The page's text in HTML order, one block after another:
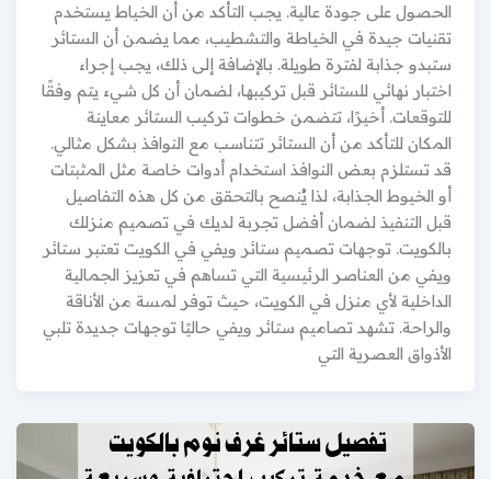
الحصول على جودة عالية. يجب التأكد من أن الخياط يستخدم
تقنيات جيدة في الخياطة والتشطيب، مما يضمن أن الستائر
ستبدو جذابة لفترة طويلة. بالإضافة إلى ذلك، يجب إجراء
اختبار نهائي للستائر قبل تركيبها، لضمان أن كل شيء يتم وفقًا
للتوقعات. أخيرًا، تتضمن خطوات تركيب الستائر معاينة
المكان للتأكد من أن الستائر تتناسب مع النوافذ بشكل مثالي.
قد تستلزم بعض النوافذ استخدام أدوات خاصة مثل المثبتات
أو الخيوط الجذابة، لذا يُنصح بالتحقق من كل هذه التفاصيل
قبل التنفيذ لضمان أفضل تجربة لديك في تصميم منزلك
بالكويت. توجهات تصميم ستائر ويفي في الكويت تعتبر ستائر
ويفي من العناصر الرئيسية التي تساهم في تعزيز الجمالية
الداخلية لأي منزل في الكويت، حيث توفر لمسة من الأناقة
والراحة. تشهد تصاميم ستائر ويفي حاليًا توجهات جديدة تلبي
الأذواق العصرية التي